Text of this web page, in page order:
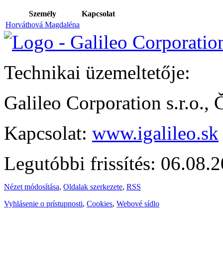
Személy
Kapcsolat
Horváthová Magdaléna
Technikai üzemeltetője:
Galileo Corporation s.r.o.,
Kapcsolat: www.igalileo.sk
Legutóbbi frissítés:
Nézet módosítása, Oldalak szerkezete, RSS
Vyhlásenie o prístupnosti, Cookies, Webové sídlo